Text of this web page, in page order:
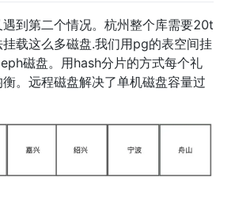
到第二个情况。杭州整个库需要20t
载这么多磁盘.我们用pg的表空间挂
磁盘。用hash分片的方式每个礼
。远程磁盘解决了单机磁盘容量过